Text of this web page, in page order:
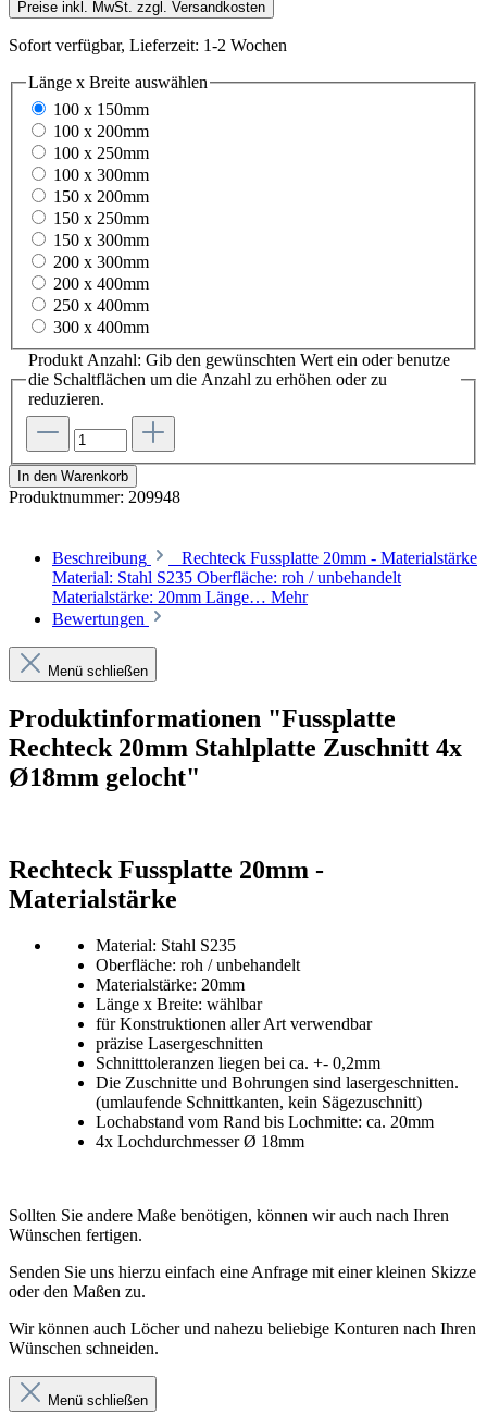
Preise inkl. MwSt. zzgl. Versandkosten
Sofort verfügbar, Lieferzeit: 1-2 Wochen
Länge x Breite auswählen
100 x 150mm
100 x 200mm
100 x 250mm
100 x 300mm
150 x 200mm
150 x 250mm
150 x 300mm
200 x 300mm
200 x 400mm
250 x 400mm
300 x 400mm
Produkt Anzahl: Gib den gewünschten Wert ein oder benutze
die Schaltflächen um die Anzahl zu erhöhen oder zu
reduzieren.
In den Warenkorb
Produktnummer: 209948
Beschreibung
Rechteck Fussplatte 20mm - Materialstärke
Material: Stahl S235 Oberfläche: roh / unbehandelt
Materialstärke: 20mm Länge… Mehr
Bewertungen
Menü schließen
Produktinformationen "Fussplatte
Rechteck 20mm Stahlplatte Zuschnitt 4x
Ø18mm gelocht"
Rechteck Fussplatte 20mm -
Materialstärke
Material: Stahl S235
Oberfläche: roh / unbehandelt
Materialstärke: 20mm
Länge x Breite: wählbar
für Konstruktionen aller Art verwendbar
präzise Lasergeschnitten
Schnitttoleranzen liegen bei ca. +- 0,2mm
Die Zuschnitte und Bohrungen sind lasergeschnitten.
(umlaufende Schnittkanten, kein Sägezuschnitt)
Lochabstand vom Rand bis Lochmitte: ca. 20mm
4x Lochdurchmesser Ø 18mm
Sollten Sie andere Maße benötigen, können wir auch nach Ihren
Wünschen fertigen.
Senden Sie uns hierzu einfach eine Anfrage mit einer kleinen Skizze
oder den Maßen zu.
Wir können auch Löcher und nahezu beliebige Konturen nach Ihren
Wünschen schneiden.
Menü schließen